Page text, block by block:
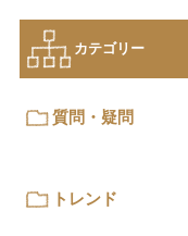
カテゴリー
質問・疑問
トレンド